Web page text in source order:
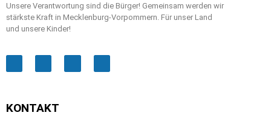
Unsere Verantwortung sind die Bürger! Gemeinsam werden wir
stärkste Kraft in Mecklenburg-Vorpommern. Für unser Land
und unsere Kinder!
KONTAKT